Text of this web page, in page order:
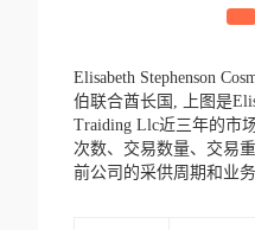
Elisabeth Stephenson
伯联合酋长国,
上图是
Traiding Llc近三年的市
次数、交易数量、交易
前公司的采供周期和业务